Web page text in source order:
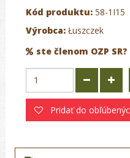
Kód produktu: 58-1I15
Výrobca: Łuszczek
ste členom OZP
Pridať do